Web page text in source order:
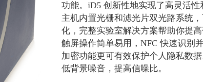
功能。iD5 创新性地实现了高灵活性
主机内置光栅和滤光片双光路系统
化，完整实验室解决方案帮助你提
触屏操作简单易用，NFC 快速识别
加密功能更可有效保护个人隐私数
低背景噪音，提高信噪比。